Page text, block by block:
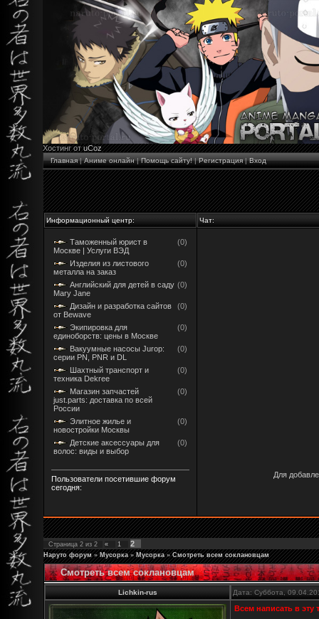
Хостинг отuCoz
Главная|Аниме онлайн|Помощь сайту!|Регистрация|Вход
Информационный центр: Чат:
Таможенный юрист в
Москве | Услуги ВЭД
(0)
Изделия из листового
металла на заказ
(0)
Английский для детей в саду
Mary Jane
(0)
Дизайн и разработка сайтов
от Bewave
(0)
Экипировка для
единоборств: цены в Москве
(0)
Вакуумные насосы Jurop:
серии PN, PNR и DL
(0)
Шахтный транспорт и
техника Dekree
(0)
Магазин запчастей
just.parts: доставка по всей
России
(0)
Элитное жилье и
новостройки Москвы
(0)
Детские аксессуары для
волос: виды и выбор
(0)
Пользователи посетившие форум
сегодня:
Для
Страница 2 из 2 « 1 2
Наруто форум » Мусорка » Мусорка » Смотреть всем соклановцам
Смотреть всем соклановцам
Lichkin-rus Дата: Суббота,
Всем написать в эту